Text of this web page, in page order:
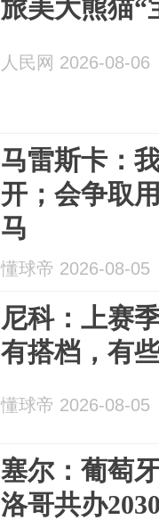
旅美大熊猫“
人民网 2026-08-06
马雷斯卡：
开；会争取
马
懂球帝 2026-08-05
尼科：上赛
有搭档，有
懂球帝 2026-08-05
塞尔：葡萄
洛哥共办